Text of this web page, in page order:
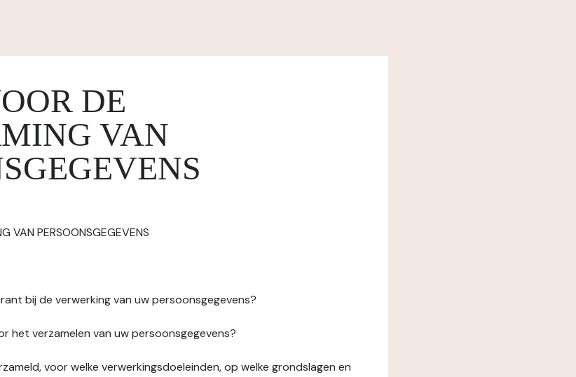
DE
VAN
VAN PERSOONSGEGEVENS
bij de verwerking van uw persoonsgegevens?
het verzamelen van uw persoonsgegevens?
voor welke verwerkingsdoeleinden, op welke grondslagen en